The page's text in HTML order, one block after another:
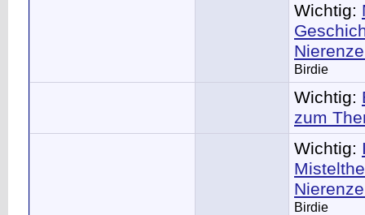
Wichtig:
Birdie
Wichtig:
zum
Wichtig:
Birdie